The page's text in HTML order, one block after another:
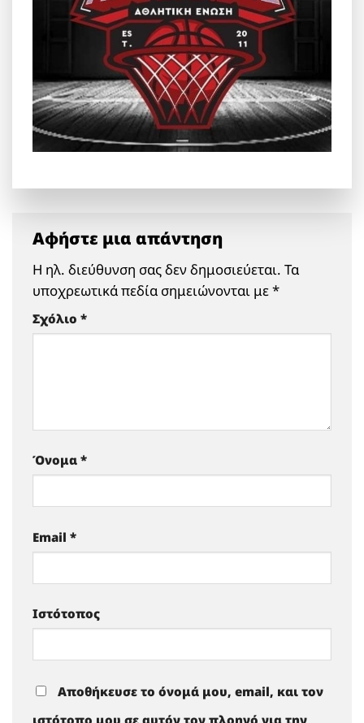
Αφήστε μια απάντηση
Η ηλ. διεύθυνση σας δεν δημοσιεύεται. Τα
υποχρεωτικά πεδία σημειώνονται με*
Σχόλιο *
Όνομα *
Email *
Ιστότοπος
Αποθήκευσε το όνομά μου, email, και τον
ιστότοπο μου σε αυτόν τον πλοηγό για την